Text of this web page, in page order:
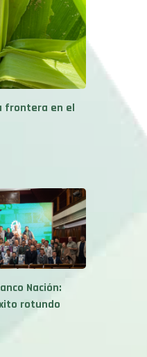
frontera en el
Nación:
rotundo